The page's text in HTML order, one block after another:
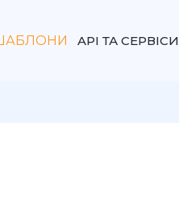
API ТА СЕРВІСИ